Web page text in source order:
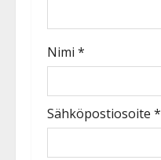
Nimi *
Sähköpostiosoite *